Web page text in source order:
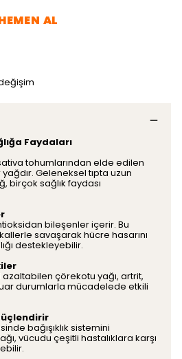
AL
Faydaları
tohumlarından elde edilen
Geleneksel tıpta uzun
birçok sağlık faydası
bileşenler içerir. Bu
savaşarak hücre hasarını
destekleyebilir.
çörekotu yağı, artrit,
durumlarla mücadelede etkili
bağışıklık sistemini
vücudu çeşitli hastalıklara karşı